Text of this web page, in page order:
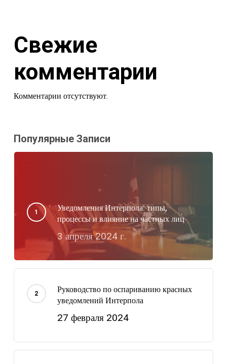
Свежие
комментарии
Комментарии отсутствуют.
Популярные Записи
Уведомления Интерпола: типы,
процессы и влияние на частных лиц
3 апреля 2024 г.
Руководство по оспариванию красных
уведомлений Интерпола
27 февраля 2024